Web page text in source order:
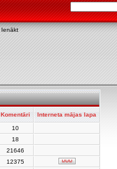
Ienākt
Komentāri Interneta mājas lapa
10
18
21646
12375